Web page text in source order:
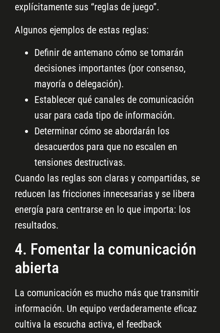
explícitamente sus “reglas de juego”.
Algunos ejemplos de estas reglas:
Definir de antemano cómo se tomarán
decisiones importantes (por consenso,
mayoría o delegación).
Establecer qué canales de comunicación
usar para cada tipo de información.
Determinar cómo se abordarán los
desacuerdos para que no escalen en
tensiones destructivas.
Cuando las reglas son claras y compartidas, se
reducen las fricciones innecesarias y se libera
energía para centrarse en lo que importa: los
resultados.
4. Fomentar la comunicación
abierta
La comunicación es mucho más que transmitir
información. Un equipo verdaderamente eficaz
cultiva la escucha activa, el feedback